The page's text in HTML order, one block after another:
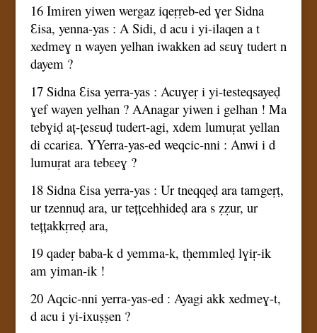
16 Imiren yiwen wergaz iqeṛṛeb-ed ɣer Sidna
Ɛisa, yenna-yas : A Sidi, d acu i yi-ilaqen a t
xedmeɣ n wayen yelhan iwakken ad sɛuɣ tudert n
dayem ?
17 Sidna Ɛisa yerra-yas : Acuɣeṛ i yi-testeqsayeḍ
ɣef wayen yelhan ? AAnagar yiwen i gelhan ! Ma
tebɣiḍ aț-țesɛuḍ tudert-agi, xdem lumuṛat yellan
di ccariɛa. YYerra-yas-ed weqcic-nni : Anwi i d
lumuṛat ara tebɛeɣ ?
18 Sidna Ɛisa yerra-yas : Ur tneqqeḍ ara tamgeṛṭ,
ur tzennuḍ ara, ur tețțcehhideḍ ara s ẓẓur, ur
tețțakkṛreḍ ara,
19 qadeṛ baba-k d yemma-k, tḥemmleḍ lɣiṛ-ik
am yiman-ik !
20 Aqcic-nni yerra-yas-ed : Ayagi akk xedmeɣ-t,
d acu i yi-ixuṣṣen ?